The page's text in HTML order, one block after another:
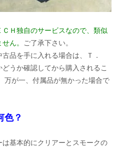
Ｈ独自のサービスなので、類似
ん。
ご了承下さい。
品を手に入れる場合は、Ｔ．
うか確認してから購入されるこ
万が一、付属品が無かった場合で
色？
基本的にクリアーとスモークの